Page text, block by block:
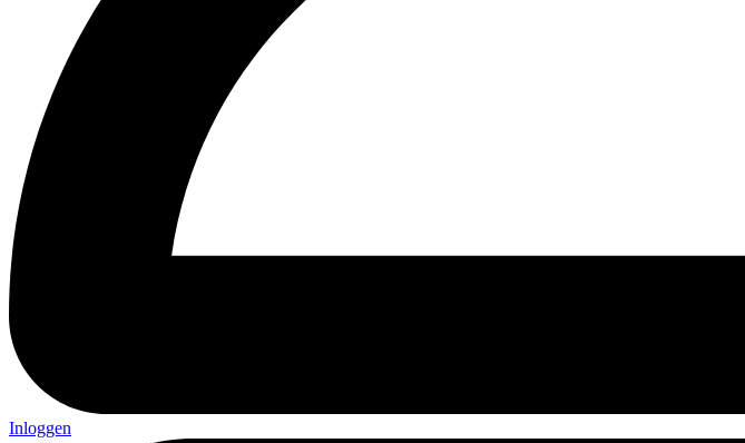
Inloggen